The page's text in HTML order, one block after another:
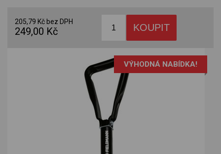
205,79 Kč bez DPH
249,00 Kč
VÝHODNÁ NABÍDKA!